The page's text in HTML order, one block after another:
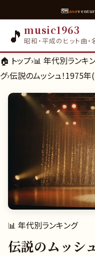
🗺aso
🎵 music1963
昭和・平成のヒット曲・
🏠 トップ›📊 年代別ランキ
グ›伝説のムッシュ！1975
📊 年代別ランキング
伝説のムッシ